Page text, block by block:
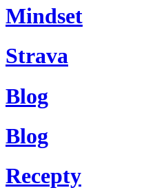
Mindset
Strava
Blog
Blog
Recepty